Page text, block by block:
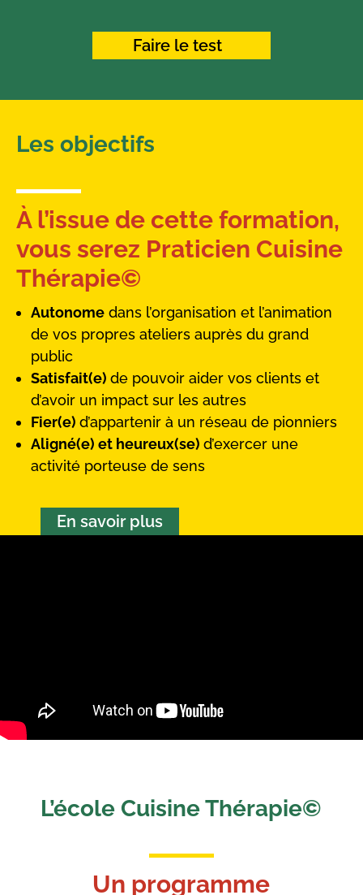
Faire le test
Les objectifs
À l’issue de cette formation,
vous serez Praticien Cuisine
Thérapie©
Autonome dans l’organisation et l’animation
de vos propres ateliers auprès du grand
public
Satisfait(e) de pouvoir aider vos clients et
d’avoir un impact sur les autres
Fier(e) d’appartenir à un réseau de pionniers
Aligné(e) et heureux(se) d’exercer une
activité porteuse de sens
En savoir plus
L’école Cuisine Thérapie©
Un programme